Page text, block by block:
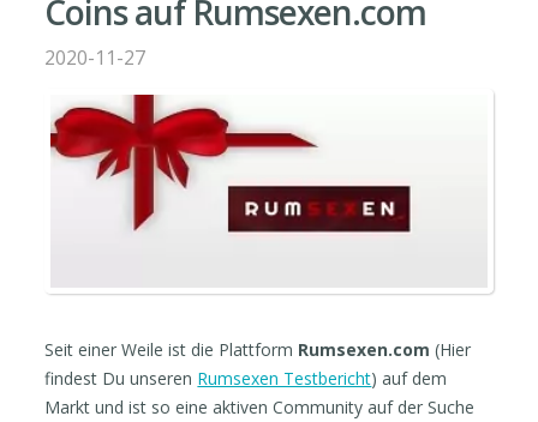
Coins auf Rumsexen.com
2020-11-27
Seit einer Weile ist die Plattform Rumsexen.com (Hier
findest Du unseren Rumsexen Testbericht) auf dem
Markt und ist so eine aktiven Community auf der Suche